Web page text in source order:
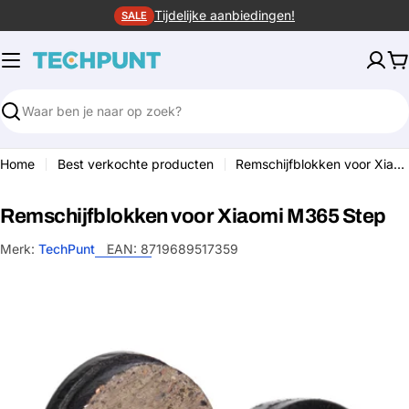
naar
inhoud
SALE Tijdelijke aanbiedingen!
Zoeken
Home Best verkochte producten Remschijfblokken voor Xiaomi M365 Step
Remschijfblokken voor Xiaomi M365 Step
Merk: TechPunt EAN: 8719689517359